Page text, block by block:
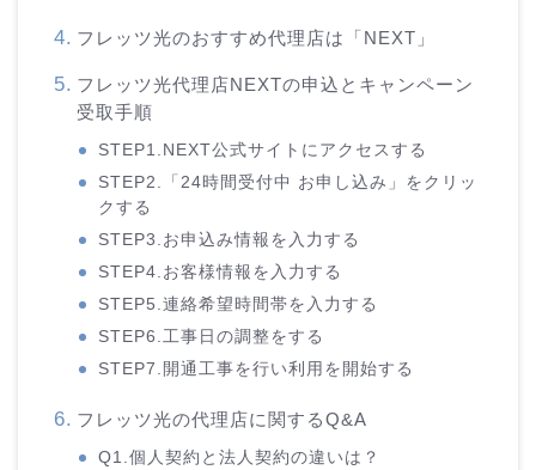
フレッツ光のおすすめ代理店は「NEXT」
フレッツ光代理店NEXTの申込とキャンペーン
受取手順
STEP1.NEXT公式サイトにアクセスする
STEP2.「24時間受付中 お申し込み」をクリッ
クする
STEP3.お申込み情報を入力する
STEP4.お客様情報を入力する
STEP5.連絡希望時間帯を入力する
STEP6.工事日の調整をする
STEP7.開通工事を行い利用を開始する
フレッツ光の代理店に関するQ&A
Q1.個人契約と法人契約の違いは？